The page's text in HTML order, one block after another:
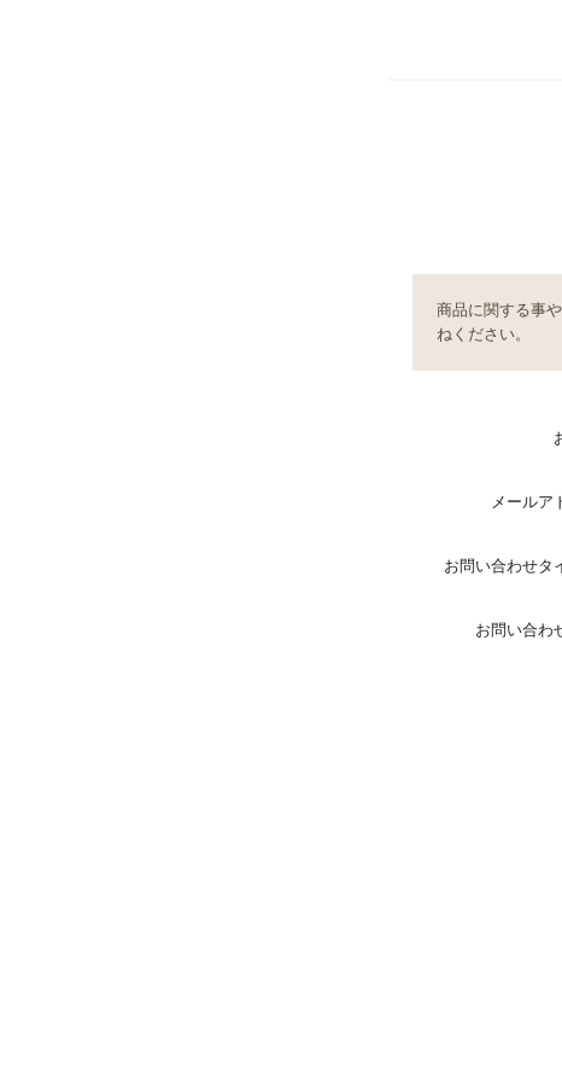
商品に関する事
ねください。
メールア
お問い合わせタ
お問い合わ